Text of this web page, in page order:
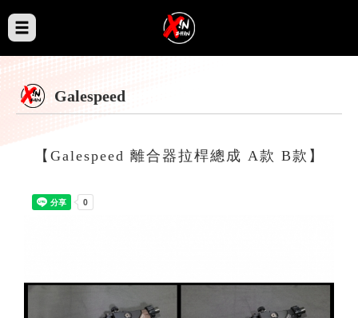
Galespeed
【Galespeed 離合器拉桿總成 A款 B款】